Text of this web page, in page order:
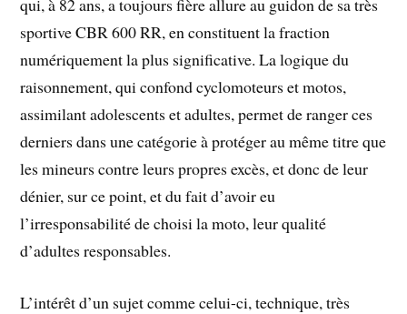
qui, à 82 ans, a toujours fière allure au guidon de sa très
sportive CBR 600 RR, en constituent la fraction
numériquement la plus significative. La logique du
raisonnement, qui confond cyclomoteurs et motos,
assimilant adolescents et adultes, permet de ranger ces
derniers dans une catégorie à protéger au même titre que
les mineurs contre leurs propres excès, et donc de leur
dénier, sur ce point, et du fait d’avoir eu
l’irresponsabilité de choisi la moto, leur qualité
d’adultes responsables.
L’intérêt d’un sujet comme celui-ci, technique, très